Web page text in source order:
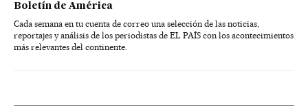
Boletín de América
Cada semana en tu cuenta de correo una selección de las noticias,
reportajes y análisis de los periodistas de EL PAÍS con los acontecimientos
más relevantes del continente.